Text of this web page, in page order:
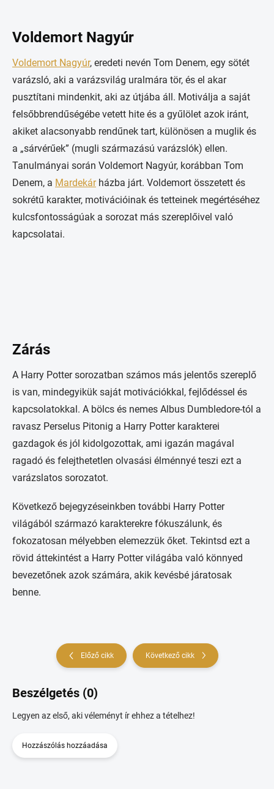
Voldemort Nagyúr
Voldemort Nagyúr, eredeti nevén Tom Denem, egy sötét
varázsló, aki a varázsvilág uralmára tör, és el akar
pusztítani mindenkit, aki az útjába áll. Motiválja a saját
felsőbbrendűségébe vetett hite és a gyűlölet azok iránt,
akiket alacsonyabb rendűnek tart, különösen a muglik és
a „sárvérűek” (mugli származású varázslók) ellen.
Tanulmányai során Voldemort Nagyúr, korábban Tom
Denem, a Mardekárházba járt. Voldemort összetett és
sokrétű karakter, motivációinak és tetteinek megértéséhez
kulcsfontosságúak a sorozat más szereplőivel való
kapcsolatai.
Zárás
A Harry Potter sorozatban számos más jelentős szereplő
is van, mindegyikük saját motivációkkal, fejlődéssel és
kapcsolatokkal. A bölcs és nemes Albus Dumbledore-tól a
ravasz Perselus Pitonig a Harry Potter karakterei
gazdagok és jól kidolgozottak, ami igazán magával
ragadó és felejthetetlen olvasási élménnyé teszi ezt a
varázslatos sorozatot.
Következő bejegyzéseinkben további Harry Potter
világából származó karakterekre fókuszálunk, és
fokozatosan mélyebben elemezzük őket. Tekintsd ezt a
rövid áttekintést a Harry Potter világába való könnyed
bevezetőnek azok számára, akik kevésbé járatosak
benne.
Előző cikk Következő cikk
Beszélgetés (0)
Legyen az első, aki véleményt ír ehhez a tételhez!
Hozzászólás hozzáadása